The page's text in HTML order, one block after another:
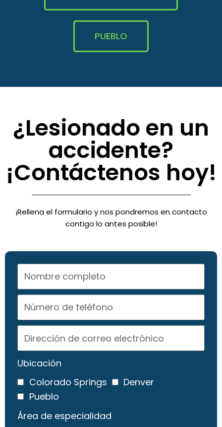
PUEBLO
¿Lesionado en un
accidente?
¡Contáctenos hoy!
¡Rellena el formulario y nos pondremos en contacto
contigo lo antes posible!
Ubicación
Colorado Springs
Denver
Pueblo
Área de especialidad